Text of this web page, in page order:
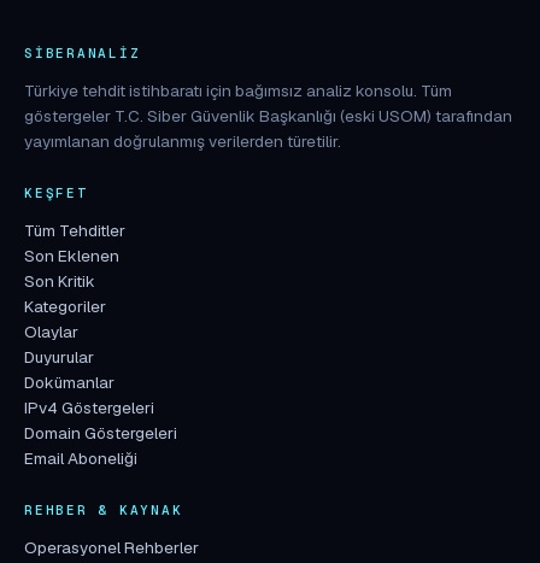
SIBERANALIZ
Türkiye tehdit istihbaratı için bağımsız analiz konsolu. Tüm
göstergeler T.C. Siber Güvenlik Başkanlığı (eski USOM) tarafından
yayımlanan doğrulanmış verilerden türetilir.
KEŞFET
Tüm Tehditler
Son Eklenen
Son Kritik
Kategoriler
Olaylar
Duyurular
Dokümanlar
IPv4 Göstergeleri
Domain Göstergeleri
Email Aboneliği
REHBER & KAYNAK
Operasyonel Rehberler